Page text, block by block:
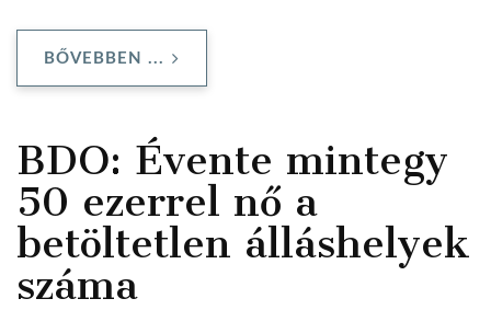
BŐVEBBEN ...
BDO: Évente mintegy
50 ezerrel nő a
betöltetlen álláshelyek
száma